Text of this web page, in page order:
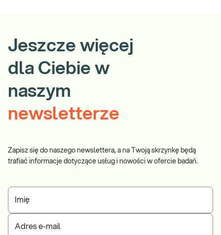
Jeszcze więcej
dla Ciebie w
naszym
newsletterze
Zapisz się do naszego newslettera, a na Twoją skrzynkę będą
trafiać informacje dotyczące usług i nowości w ofercie badań.
Imię
Adres e-mail